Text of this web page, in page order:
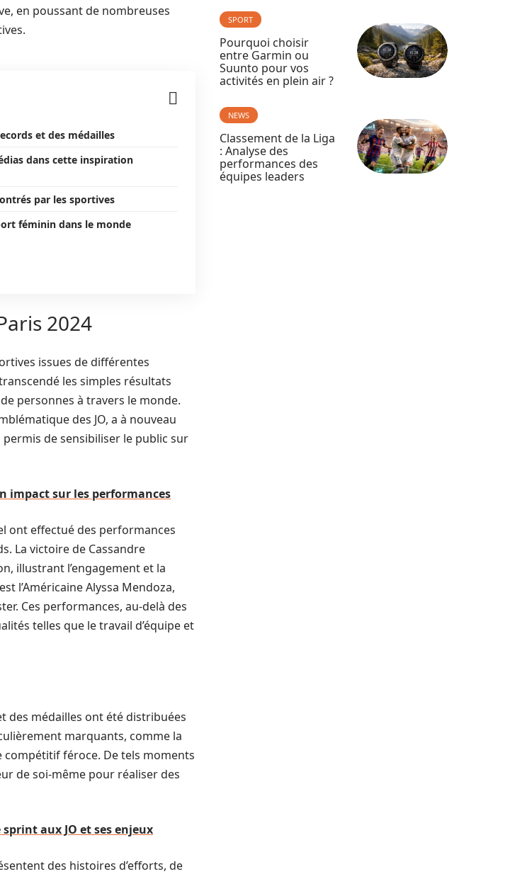
en poussant de nombreuses
et des médailles
dans cette inspiration
par les sportives
féminin dans le monde
2024
issues de différentes
les simples résultats
personnes à travers le monde.
des JO, a à nouveau
de sensibiliser le public sur
impact sur les performances
ont effectué des performances
La victoire de Cassandre
illustrant l’engagement et la
l’Américaine Alyssa Mendoza,
Ces performances, au-delà des
telles que le travail d’équipe et
des médailles ont été distribuées
marquants, comme la
compétitif féroce. De tels moments
de soi-même pour réaliser des
aux JO et ses enjeux
des histoires d’efforts, de
SPORT
Pourquoi choisir
entre Garmin ou
Suunto pour vos
activités en plein air ?
NEWS
Classement de la Liga
: Analyse des
performances des
équipes leaders